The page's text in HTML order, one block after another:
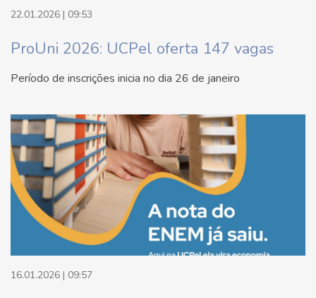
22.01.2026 | 09:53
ProUni 2026: UCPel oferta 147 vagas
Período de inscrições inicia no dia 26 de janeiro
16.01.2026 | 09:57